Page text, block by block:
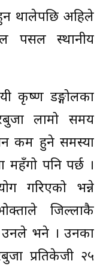
थालेपछि अहिले
पसल स्थानीय
कृष्ण डङ्गोलका
लामो समय
कम हुने समस्या
महँगो पनि पर्छ ।
गरिएको भन्ने
जिल्लाकै
भने । उनका
प्रतिकेजी २५